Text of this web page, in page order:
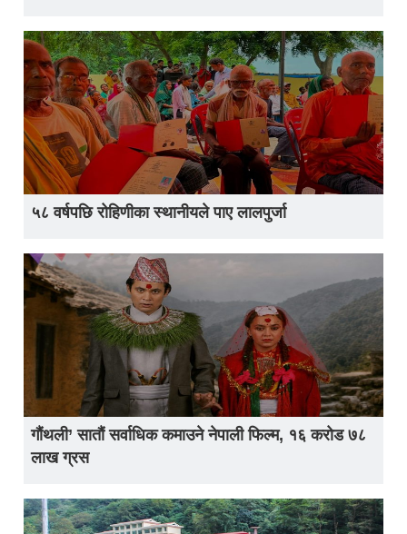
५८ वर्षपछि रोहिणीका स्थानीयले पाए लालपुर्जा
गौंथली’ सातौं सर्वाधिक कमाउने नेपाली फिल्म, १६ करोड ७८
लाख ग्रस